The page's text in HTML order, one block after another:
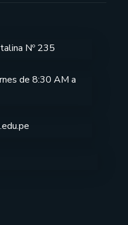
Nº 235
de 8:30 AM a